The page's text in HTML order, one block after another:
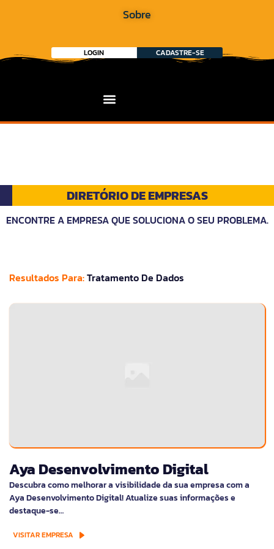
Sobre
LOGIN CADASTRE-SE
DIRETÓRIO DE EMPRESAS
ENCONTRE A EMPRESA QUE SOLUCIONA O SEU PROBLEMA.
Resultados Para:Tratamento De Dados
Aya Desenvolvimento Digital
Descubra como melhorar a visibilidade da sua empresa com a
Aya Desenvolvimento Digital! Atualize suas informações e
destaque-se…
VISITAR EMPRESA